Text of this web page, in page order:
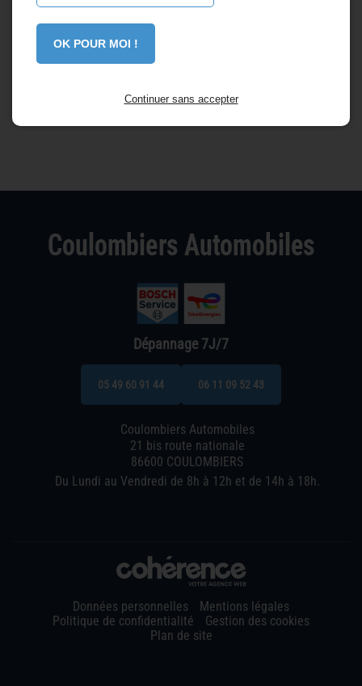
Dépannage 7J/7
05 49 60 91 44 06 11 09 52 43
Coulombiers Automobiles
21 bis route nationale
86600 COULOMBIERS
Du Lundi au Vendredi de 8h à 12h et de 14h à 18h.
Données personnelles
Mentions légales
Politique de confidentialité
Gestion des cookies
Plan de site
OK POUR MOI !
Continuer sans accepter